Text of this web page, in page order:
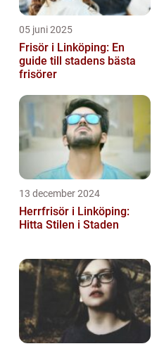
05 juni 2025
Frisör i Linköping: En
guide till stadens bästa
frisörer
13 december 2024
Herrfrisör i Linköping:
Hitta Stilen i Staden